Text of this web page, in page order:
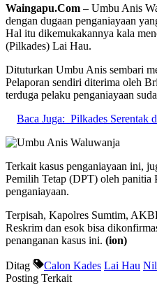
Waingapu.Com – Umbu Anis
dengan dugaan penganiayaan
Hal itu dikemukakannya kala
(Pilkades) Lai Hau.
Dituturkan Umbu Anis sembari
Pelaporan sendiri diterima oleh
terduga pelaku penganiayaan
Baca Juga: Pilkades Serentak
Terkait kasus penganiayaan ini,
Pemilih Tetap (DPT) oleh panitia
penganiayaan.
Terpisah, Kapolres Sumtim,
Reskrim dan esok bisa
penanganan kasus ini. (ion)
Ditag Calon Kades Lai Hau
Posting Terkait